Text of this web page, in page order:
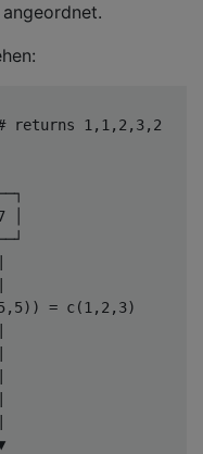
returns 1,1,2,3,2
, 5)) = c (1 , 2 , 3)